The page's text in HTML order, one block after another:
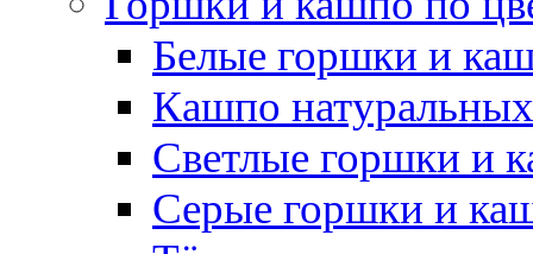
Белые горшки и
Кашпо
Светлые горшки и
Серые горшки и